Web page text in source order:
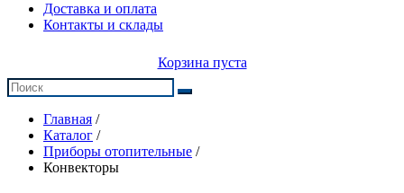
Доставка и оплата
Контакты и склады
Корзина пуста
Главная /
Каталог /
Приборы отопительные /
Конвекторы